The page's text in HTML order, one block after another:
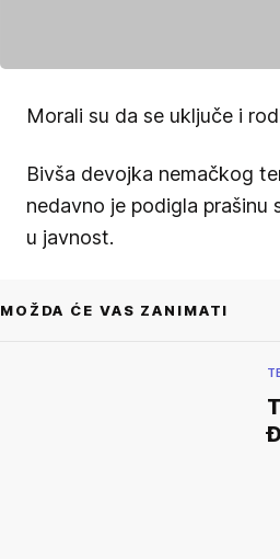
Morali su da se uključe i
Bivša devojka nemačkog
nedavno je podigla prašinu
u javnost.
MOŽDA ĆE VAS ZANIMATI